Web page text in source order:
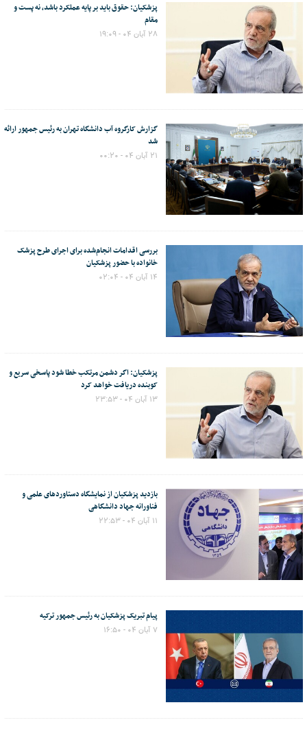
پزشکیان: حقوق باید بر پایه عملکرد باشد، نه پست و
مقام
۲۸ آبان ۰۴ - ۱۹:۰۹
گزارش کارگروه آب دانشگاه تهران به رئیس جمهور ارائه
شد
۲۱ آبان ۰۴ - ۰۰:۲۰
بررسی اقدامات انجام‌شده برای اجرای طرح پزشک
خانواده با حضور پزشکیان
۱۴ آبان ۰۴ - ۰۲:۰۴
پزشکیان: اگر دشمن مرتکب خطا شود پاسخی سریع و
کوبنده دریافت خواهد کرد
۱۳ آبان ۰۴ - ۲۳:۵۳
بازدید پزشکیان از نمایشگاه دستاوردهای علمی و
فناورانه جهاد دانشگاهی
۱۱ آبان ۰۴ - ۲۲:۵۳
پیام تبریک پزشکیان به رئیس جمهور ترکیه
۷ آبان ۰۴ - ۱۶:۵۰